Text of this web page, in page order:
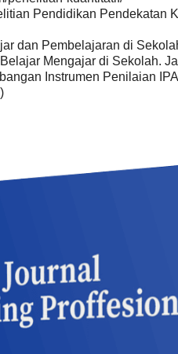
Pendidikan Pendekatan
dan Pembelajaran di
Mengajar di Sekolah.
Instrumen Penilaian